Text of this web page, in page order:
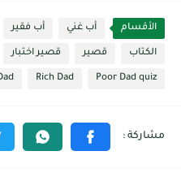
الأقسام أب غني أب فقير
الكتاب قصير قصير اختبار
Poor Dad quiz
Rich Dad